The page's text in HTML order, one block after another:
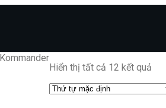
Kommander
Hiển thị tất cả 12 kết quả